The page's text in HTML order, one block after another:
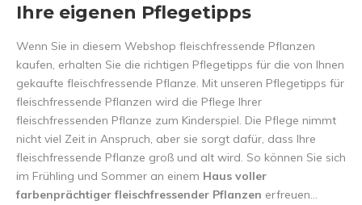
Ihre eigenen Pflegetipps
Wenn Sie in diesem Webshop fleischfressende Pflanzen
kaufen, erhalten Sie die richtigen Pflegetipps für die von Ihnen
gekaufte fleischfressende Pflanze. Mit unseren Pflegetipps für
fleischfressende Pflanzen wird die Pflege Ihrer
fleischfressenden Pflanze zum Kinderspiel. Die Pflege nimmt
nicht viel Zeit in Anspruch, aber sie sorgt dafür, dass Ihre
fleischfressende Pflanze groß und alt wird. So können Sie sich
im Frühling und Sommer an einem Haus voller
farbenprächtiger fleischfressender Pflanzen erfreuen...